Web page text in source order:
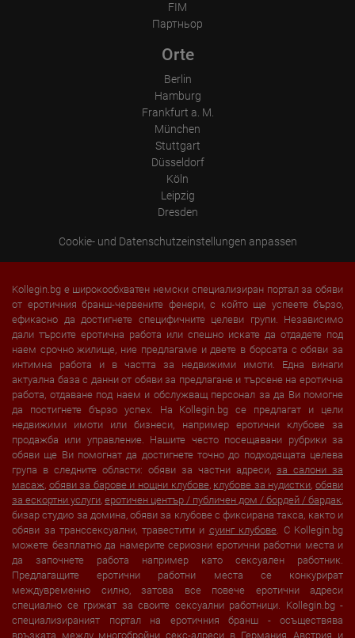
FIM
Партньор
Orte
Berlin
Hamburg
Frankfurt a. M.
München
Stuttgart
Düsseldorf
Köln
Leipzig
Dresden
Cookie- und Datenschutzeinstellungen anpassen
Kollegin.bg е широкообхватен немски специализиран портал за обяви
от еротичния бранш-червените фенери, с който ще успеете бързо,
ефикасно да достигнете специфичните целеви групи. Независимо
дали търсите еротична работа или спешно искате да отдадете под
наем срочно жилище, ние предлагаме и двете в борсата с обяви за
интимна работа и в частта за недвижими имоти. Една винаги
актуална база с данни от обяви за предлагане и търсене на еротична
работа, отдаване под наем и обслужващ персонал за да Ви помогне
да постигнете бързо успех. На Kollegin.bg се предлагат и цели
недвижими имоти или бизнеси, например еротични клубове за
продажба или управление. Нашите често посещавани рубрики за
обяви ще Ви помогнат да достигнете точно до подходящата целева
група в следните области: обяви за частни адреси, за салони за
масаж, обяви за барове и нощни клубове, клубове за нудистки,обяви
за ескортни услуги, еротичен център / публичен дом / бордей / бардак,
бизар студио за домина, обяви за клубове с фиксирана такса, както и
обяви за транссексуални, травестити и суинг клубове. С Kollegin.bg
можете безплатно да намерите сериозни еротични работни места и
да започнете работа например като сексуален работник.
Предлагащите еротични работни места се конкурират
междувременно силно, затова все повече еротични адреси
специално се грижат за своите сексуални работници. Kollegin.bg -
специализираният портал на еротичния бранш - осъществява
връзката между многобройни секс-адреси в Германия ,Австрия и